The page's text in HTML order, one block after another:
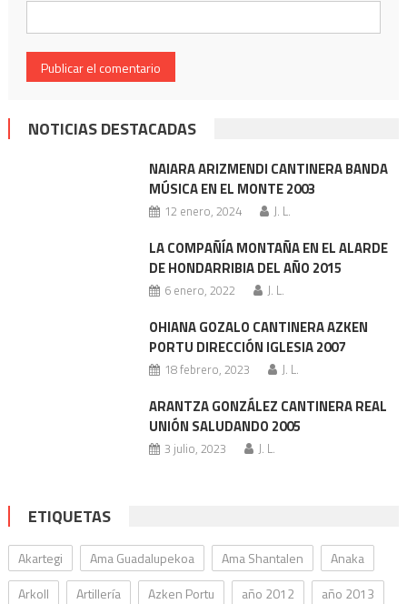
NOTICIAS DESTACADAS
NAIARA ARIZMENDI CANTINERA BANDA
MÚSICA EN EL MONTE 2003
12 enero, 2024 J. L.
LA COMPAÑÍA MONTAÑA EN EL ALARDE
DE HONDARRIBIA DEL AÑO 2015
6 enero, 2022 J. L.
OHIANA GOZALO CANTINERA AZKEN
PORTU DIRECCIÓN IGLESIA 2007
18 febrero, 2023 J. L.
ARANTZA GONZÁLEZ CANTINERA REAL
UNIÓN SALUDANDO 2005
3 julio, 2023 J. L.
ETIQUETAS
Akartegi Ama Guadalupekoa Ama Shantalen
Anaka
Arkoll
Artillería Azken Portu año 2012
año 2013